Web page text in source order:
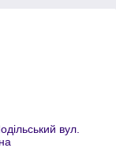
вул.